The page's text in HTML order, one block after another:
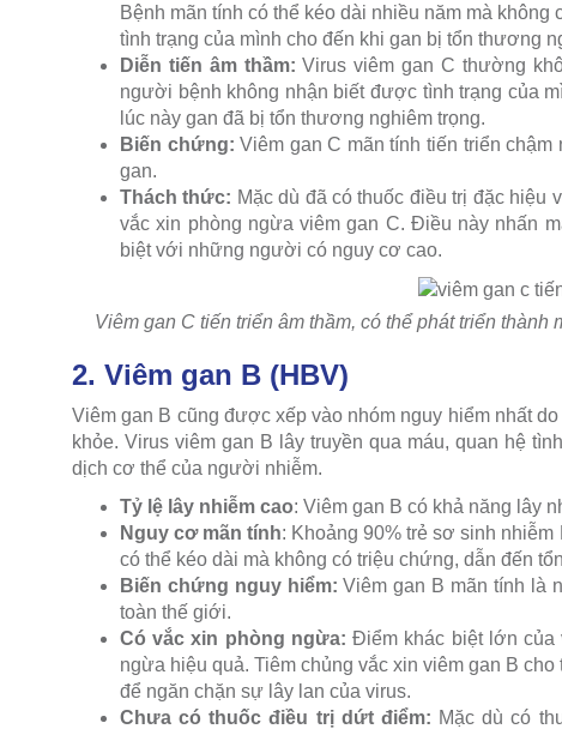
Bệnh mãn tính có thể kéo dài nhiều năm mà
tình trạng của mình cho đến khi gan bị tổn thương
Diễn tiến âm thầm: Virus viêm gan C thường
người bệnh không nhận biết được tình trạng của
lúc này gan đã bị tổn thương nghiêm trọng.
Biến chứng: Viêm gan C mãn tính tiến triển
gan.
Thách thức: Mặc dù đã có thuốc điều trị đặc
vắc xin phòng ngừa viêm gan C. Điều này nhấn
biệt với những người có nguy cơ cao.
Viêm gan C tiến triển âm thầm, có thể phát triển
2. Viêm gan B (HBV)
Viêm gan B cũng được xếp vào nhóm nguy hiểm nhất
khỏe. Virus viêm gan B lây truyền qua máu, quan hệ
dịch cơ thể của người nhiễm.
Tỷ lệ lây nhiễm cao: Viêm gan B có khả năng lây
Nguy cơ mãn tính: Khoảng 90% trẻ sơ sinh
có thể kéo dài mà không có triệu chứng, dẫn đến
Biến chứng nguy hiểm: Viêm gan B mãn tính là
toàn thế giới.
Có vắc xin phòng ngừa: Điểm khác biệt lớn của
ngừa hiệu quả. Tiêm chủng vắc xin viêm gan B
để ngăn chặn sự lây lan của virus.
Chưa có thuốc điều trị dứt điểm: Mặc dù có